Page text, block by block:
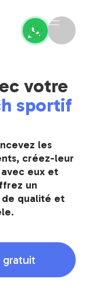
votre
sportif
les
créez-leur
eux et
un
de qualité et